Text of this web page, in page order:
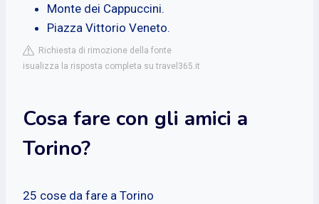
Monte dei Cappuccini.
Piazza Vittorio Veneto.
Richiesta di rimozione della fonte
isualizza la risposta completa su travel365.it
Cosa fare con gli amici a
Torino?
25 cose da fare a Torino